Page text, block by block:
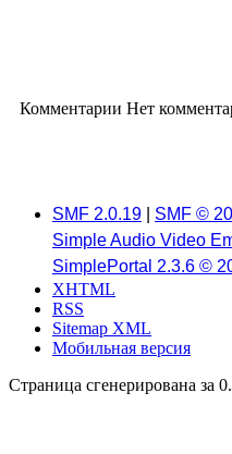
Комментарии Нет
SMF 2.0.19 SMF ©
Simple Audio Video
SimplePortal 2.3.6 ©
XHTML
RSS
Sitemap XML
Мобильная версия
Страница сгенерирована за